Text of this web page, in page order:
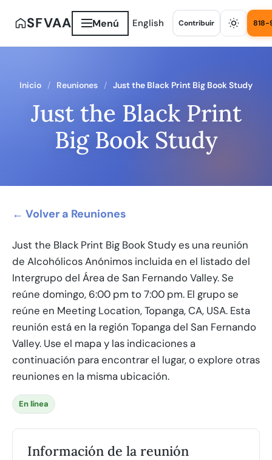
SFVAA Menú English Contribuir 818-
Inicio Reuniones Just the Black Print Big Book Study
Just the Black Print
Big Book Study
← Volver a Reuniones
Just the Black Print Big Book Study es una reunión
de Alcohólicos Anónimos incluida en el listado del
Intergrupo del Área de San Fernando Valley. Se
reúne domingo, 6:00 pm to 7:00 pm. El grupo se
reúne en Meeting Location, Topanga, CA, USA. Esta
reunión está en la región Topanga del San Fernando
Valley. Use el mapa y las indicaciones a
continuación para encontrar el lugar, o explore otras
reuniones en la misma ubicación.
En línea
Información de la reunión